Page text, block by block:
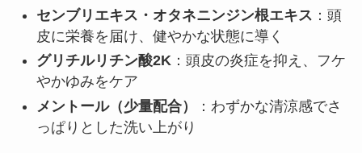
センブリエキス・オタネニンジン根エキス ：頭
皮に栄養を届け、健やかな状態に導く
グリチルリチン酸2K：頭皮の炎症を抑え、フケ
やかゆみをケア
メントール（少量配合）
：わずかな清涼感でさ
っぱりとした洗い上がり